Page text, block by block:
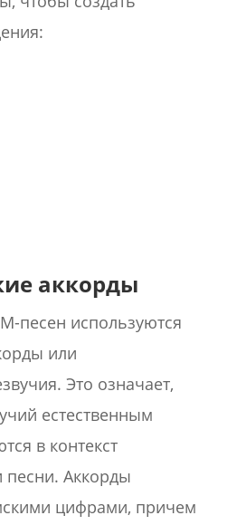
аккорды
песен используются
или
Это означает,
естественным
в контекст
Аккорды
цифрами, причем